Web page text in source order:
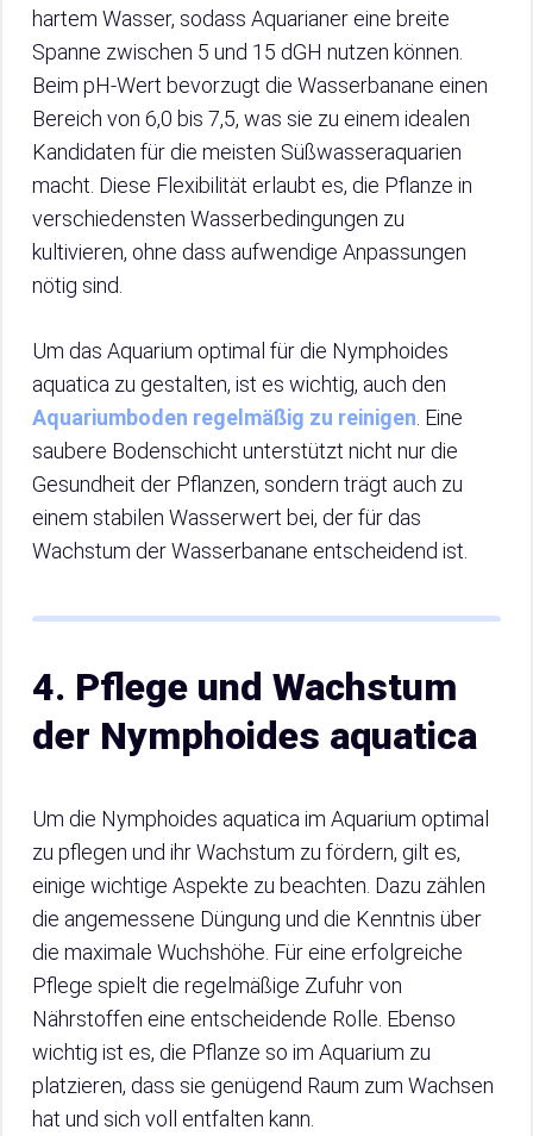
hartem Wasser, sodass Aquarianer eine breite
Spanne zwischen 5 und 15 dGH nutzen können.
Beim pH-Wert bevorzugt die Wasserbanane einen
Bereich von 6,0 bis 7,5, was sie zu einem idealen
Kandidaten für die meisten Süßwasseraquarien
macht. Diese Flexibilität erlaubt es, die Pflanze in
verschiedensten Wasserbedingungen zu
kultivieren, ohne dass aufwendige Anpassungen
nötig sind.
Um das Aquarium optimal für die Nymphoides
aquatica zu gestalten, ist es wichtig, auch den
Aquariumboden regelmäßig zu reinigen . Eine
saubere Bodenschicht unterstützt nicht nur die
Gesundheit der Pflanzen, sondern trägt auch zu
einem stabilen Wasserwert bei, der für das
Wachstum der Wasserbanane entscheidend ist.
4. Pflege und Wachstum
der Nymphoides aquatica
Um die Nymphoides aquatica im Aquarium optimal
zu pflegen und ihr Wachstum zu fördern, gilt es,
einige wichtige Aspekte zu beachten. Dazu zählen
die angemessene Düngung und die Kenntnis über
die maximale Wuchshöhe. Für eine erfolgreiche
Pflege spielt die regelmäßige Zufuhr von
Nährstoffen eine entscheidende Rolle. Ebenso
wichtig ist es, die Pflanze so im Aquarium zu
platzieren, dass sie genügend Raum zum Wachsen
hat und sich voll entfalten kann.